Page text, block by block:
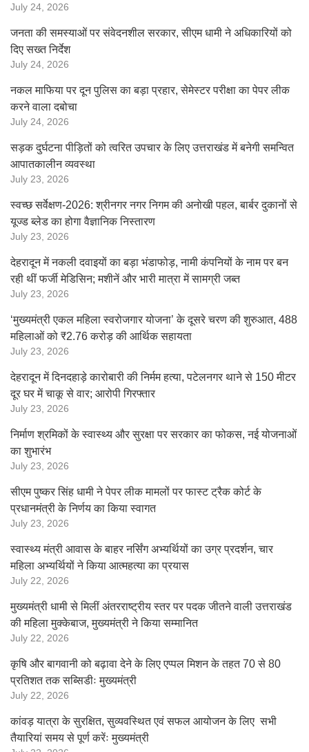
July 24, 2026
जनता की समस्याओं पर संवेदनशील सरकार, सीएम धामी ने अधिकारियों को
दिए सख्त निर्देश
July 24, 2026
नकल माफिया पर दून पुलिस का बड़ा प्रहार, सेमेस्टर परीक्षा का पेपर लीक
करने वाला दबोचा
July 24, 2026
सड़क दुर्घटना पीड़ितों को त्वरित उपचार के लिए उत्तराखंड में बनेगी समन्वित
आपातकालीन व्यवस्था
July 23, 2026
स्वच्छ सर्वेक्षण-2026: श्रीनगर नगर निगम की अनोखी पहल, बार्बर दुकानों से
यूज्ड ब्लेड का होगा वैज्ञानिक निस्तारण
July 23, 2026
देहरादून में नकली दवाइयों का बड़ा भंडाफोड़, नामी कंपनियों के नाम पर बन
रही थीं फर्जी मेडिसिन; मशीनें और भारी मात्रा में सामग्री जब्त
July 23, 2026
‘मुख्यमंत्री एकल महिला स्वरोजगार योजना’ के दूसरे चरण की शुरुआत, 488
महिलाओं को ₹2.76 करोड़ की आर्थिक सहायता
July 23, 2026
देहरादून में दिनदहाड़े कारोबारी की निर्मम हत्या, पटेलनगर थाने से 150 मीटर
दूर घर में चाकू से वार; आरोपी गिरफ्तार
July 23, 2026
निर्माण श्रमिकों के स्वास्थ्य और सुरक्षा पर सरकार का फोकस, नई योजनाओं
का शुभारंभ
July 23, 2026
सीएम पुष्कर सिंह धामी ने पेपर लीक मामलों पर फास्ट ट्रैक कोर्ट के
प्रधानमंत्री के निर्णय का किया स्वागत
July 23, 2026
स्वास्थ्य मंत्री आवास के बाहर नर्सिंग अभ्यर्थियों का उग्र प्रदर्शन, चार
महिला अभ्यर्थियों ने किया आत्महत्या का प्रयास
July 22, 2026
मुख्यमंत्री धामी से मिलीं अंतरराष्ट्रीय स्तर पर पदक जीतने वाली उत्तराखंड
की महिला मुक्केबाज, मुख्यमंत्री ने किया सम्मानित
July 22, 2026
कृषि और बागवानी को बढ़ावा देने के लिए एप्पल मिशन के तहत 70 से 80
प्रतिशत तक सब्सिडीः मुख्यमंत्री
July 22, 2026
कांवड़ यात्रा के सुरक्षित, सुव्यवस्थित एवं सफल आयोजन के लिए सभी
तैयारियां समय से पूर्ण करेंः मुख्यमंत्री